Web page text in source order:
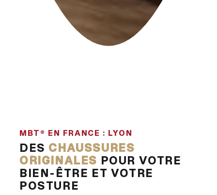
MBT® EN FRANCE : LYON
DES CHAUSSURES
ORIGINALES POUR VOTRE
BIEN-ÊTRE ET VOTRE
POSTURE